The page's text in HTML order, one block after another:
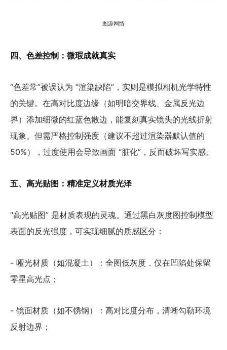
图源网络
四、色差控制：微瑕成就真实
“色差常”被误认为 “渲染缺陷”，实则是模拟相机光学特性
的关键。在高对比度边缘（如明暗交界线、金属反光边
界）添加细微的红蓝色散边，能复刻真实镜头的光线折射
现象。但需严格控制强度（建议不超过渲染器默认值的
50%），过度使用会导致画面 “脏化”，反而破坏写实感。
五、高光贴图：精准定义材质光泽
“高光贴图” 是材质表现的灵魂。通过黑白灰度图控制模型
表面的反光强度，可实现细腻的质感区分：
- 哑光材质（如混凝土）：全图低灰度，仅在凹陷处保留
零星高光点；
- 镜面材质（如不锈钢）：高对比度分布，清晰勾勒环境
反射边界；